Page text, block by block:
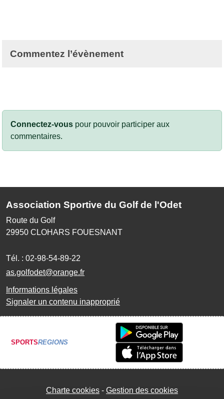
Commentez l’évènement
Connectez-vous pour pouvoir participer aux
commentaires.
Association Sportive du Golf de l'Odet
Route du Golf
29950 CLOHARS FOUESNANT
Tél. : 02-98-54-89-22
as.golfodet@orange.fr
Informations légales
Signaler un contenu inapproprié
SPORTSREGIONS
Charte cookies Gestion des cookies